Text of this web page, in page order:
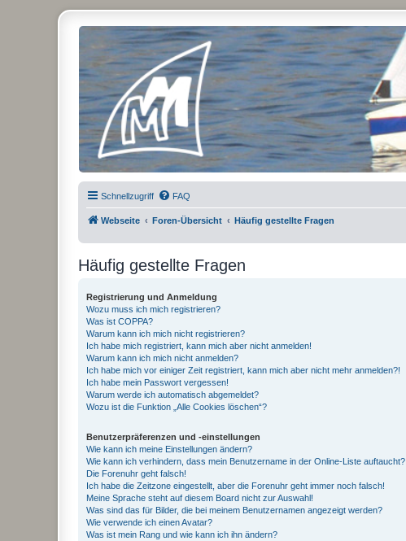
Micro Magic Forum Deutschland
Schnellzugriff FAQ
Webseite Foren-Übersicht Häufig gestellte Fragen
Häufig gestellte Fragen
Registrierung und Anmeldung
Wozu muss ich mich registrieren?
Was ist COPPA?
Warum kann ich mich nicht registrieren?
Ich habe mich registriert, kann mich aber nicht anmelden!
Warum kann ich mich nicht anmelden?
Ich habe mich vor einiger Zeit registriert, kann mich aber nicht mehr anmelden?!
Ich habe mein Passwort vergessen!
Warum werde ich automatisch abgemeldet?
Wozu ist die Funktion „Alle Cookies löschen“?
Benutzerpräferenzen und -einstellungen
Wie kann ich meine Einstellungen ändern?
Wie kann ich verhindern, dass mein Benutzername in der Online-Liste auftaucht?
Die Forenuhr geht falsch!
Ich habe die Zeitzone eingestellt, aber die Forenuhr geht immer noch falsch!
Meine Sprache steht auf diesem Board nicht zur Auswahl!
Was sind das für Bilder, die bei meinem Benutzernamen angezeigt werden?
Wie verwende ich einen Avatar?
Was ist mein Rang und wie kann ich ihn ändern?